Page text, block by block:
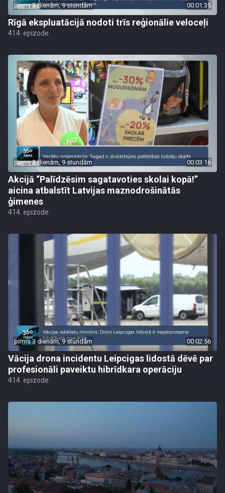
pirms 3 dienām, 9 stundām 00:01:35
Rīgā ekspluatācijā nodoti trīs reģionālie veloceļi
414. epizode
pirms 3 dienām, 9 stundām 00:03:16
Akcijā “Palīdzēsim sagatavoties skolai kopā!”
aicina atbalstīt Latvijas maznodrošinātās
ģimenes
414. epizode
pirms 3 dienām, 9 stundām 00:02:56
Vācija drona incidentu Leipcigas lidostā dēvē par
profesionāli paveiktu hibrīdkara operāciju
414. epizode